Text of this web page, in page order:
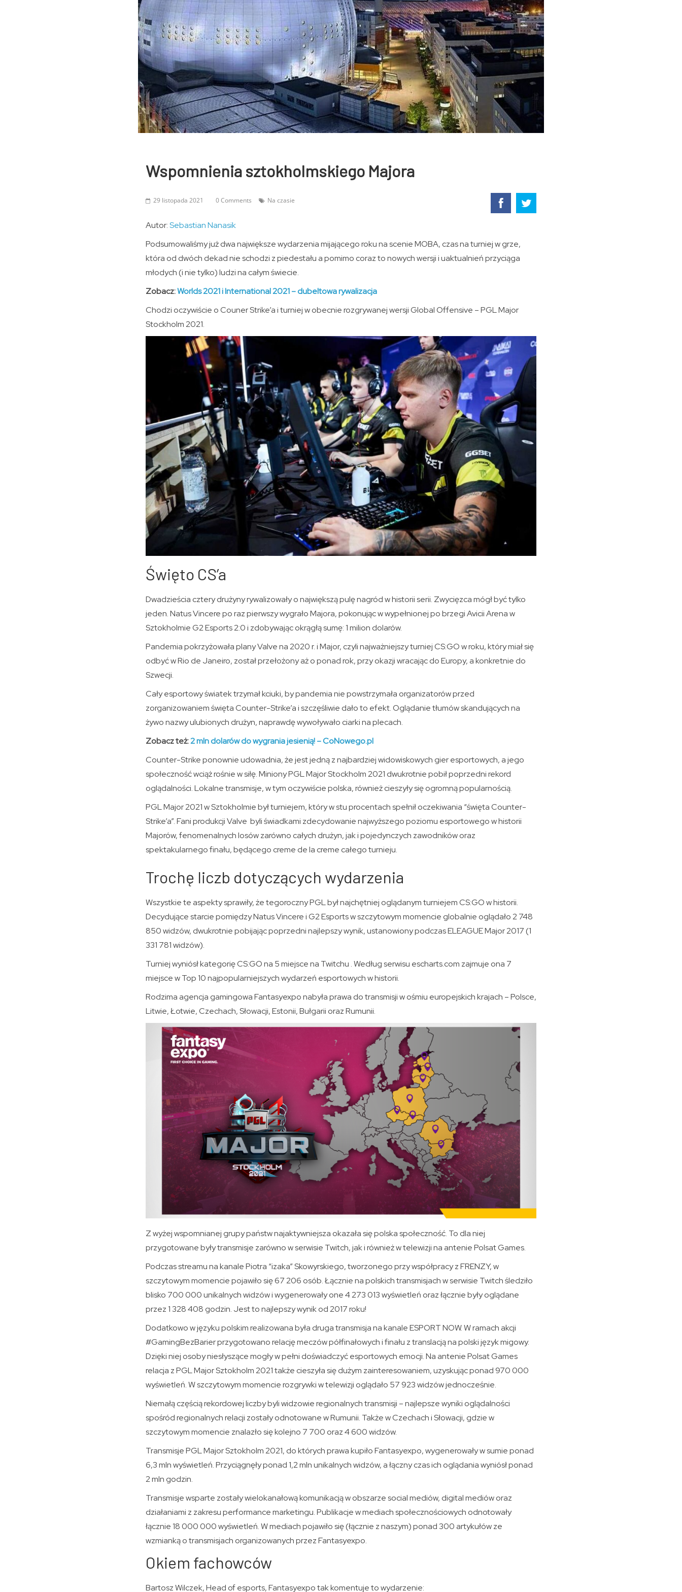
Wspomnienia sztokholmskiego Majora
29 listopada 2021 0 Comments Na czasie
Autor:Sebastian Nanasik
Podsumowaliśmy już dwa największe wydarzenia mijającego roku na scenie MOBA, czas na turniej w grze,
która od dwóch dekad nie schodzi z piedestału a pomimo coraz to nowych wersji i uaktualnień przyciąga
młodych (i nie tylko) ludzi na całym świecie.
Zobacz:Worlds 2021 i International 2021 – dubeltowa rywalizacja
Chodzi oczywiście o Couner Strike’a i turniej w obecnie rozgrywanej wersji Global Offensive – PGL Major
Stockholm 2021.
Święto CS’a
Dwadzieścia cztery drużyny rywalizowały o największą pulę nagród w historii serii. Zwycięzca mógł być tylko
jeden. Natus Vincere po raz pierwszy wygrało Majora, pokonując w wypełnionej po brzegi Avicii Arena w
Sztokholmie G2 Esports 2:0 i zdobywając okrągłą sumę: 1 milion dolarów.
Pandemia pokrzyżowała plany Valve na 2020 r. i Major, czyli najważniejszy turniej CS:GO w roku, który miał się
odbyć w Rio de Janeiro, został przełożony aż o ponad rok, przy okazji wracając do Europy, a konkretnie do
Szwecji.
Cały esportowy światek trzymał kciuki, by pandemia nie powstrzymała organizatorów przed
zorganizowaniem święta Counter-Strike’a i szczęśliwie dało to efekt. Oglądanie tłumów skandujących na
żywo nazwy ulubionych drużyn, naprawdę wywoływało ciarki na plecach.
Zobacz też:2 mln dolarów do wygrania jesienią! – CoNowego.pl
Counter-Strike ponownie udowadnia, że jest jedną z najbardziej widowiskowych gier esportowych, a jego
społeczność wciąż rośnie w siłę. Miniony PGL Major Stockholm 2021 dwukrotnie pobił poprzedni rekord
oglądalności. Lokalne transmisje, w tym oczywiście polska, również cieszyły się ogromną popularnością.
PGL Major 2021 w Sztokholmie był turniejem, który w stu procentach spełnił oczekiwania “święta Counter-
Strike’a”. Fani produkcji Valve byli świadkami zdecydowanie najwyższego poziomu esportowego w historii
Majorów, fenomenalnych losów zarówno całych drużyn, jak i pojedynczych zawodników oraz
spektakularnego finału, będącego creme de la creme całego turnieju.
Trochę liczb dotyczących wydarzenia
Wszystkie te aspekty sprawiły, że tegoroczny PGL był najchętniej oglądanym turniejem CS:GO w historii.
Decydujące starcie pomiędzy Natus Vincere i G2 Esports w szczytowym momencie globalnie oglądało 2 748
850 widzów, dwukrotnie pobijając poprzedni najlepszy wynik, ustanowiony podczas ELEAGUE Major 2017 (1
331 781 widzów).
Turniej wyniósł kategorię CS:GO na 5 miejsce na Twitchu . Według serwisu escharts.com zajmuje ona 7
miejsce w Top 10 najpopularniejszych wydarzeń esportowych w historii.
Rodzima agencja gamingowa Fantasyexpo nabyła prawa do transmisji w ośmiu europejskich krajach – Polsce,
Litwie, Łotwie, Czechach, Słowacji, Estonii, Bułgarii oraz Rumunii.
Z wyżej wspomnianej grupy państw najaktywniejsza okazała się polska społeczność. To dla niej
przygotowane były transmisje zarówno w serwisie Twitch, jak i również w telewizji na antenie Polsat Games.
Podczas streamu na kanale Piotra “izaka” Skowyrskiego, tworzonego przy współpracy z FRENZY, w
szczytowym momencie pojawiło się 67 206 osób. Łącznie na polskich transmisjach w serwisie Twitch śledziło
blisko 700 000 unikalnych widzów i wygenerowały one 4 273 013 wyświetleń oraz łącznie były oglądane
przez 1 328 408 godzin. Jest to najlepszy wynik od 2017 roku!
Dodatkowo w języku polskim realizowana była druga transmisja na kanale ESPORT NOW. W ramach akcji
#GamingBezBarier przygotowano relację meczów półfinałowych i finału z translacją na polski język migowy.
Dzięki niej osoby niesłyszące mogły w pełni doświadczyć esportowych emocji. Na antenie Polsat Games
relacja z PGL Major Sztokholm 2021 także cieszyła się dużym zainteresowaniem, uzyskując ponad 970 000
wyświetleń. W szczytowym momencie rozgrywki w telewizji oglądało 57 923 widzów jednocześnie.
Niemałą częścią rekordowej liczby byli widzowie regionalnych transmisji – najlepsze wyniki oglądalności
spośród regionalnych relacji zostały odnotowane w Rumunii. Także w Czechach i Słowacji, gdzie w
szczytowym momencie znalazło się kolejno 7 700 oraz 4 600 widzów.
Transmisje PGL Major Sztokholm 2021, do których prawa kupiło Fantasyexpo, wygenerowały w sumie ponad
6,3 mln wyświetleń. Przyciągnęły ponad 1,2 mln unikalnych widzów, a łączny czas ich oglądania wyniósł ponad
2 mln godzin.
Transmisje wsparte zostały wielokanałową komunikacją w obszarze social mediów, digital mediów oraz
działaniami z zakresu performance marketingu. Publikacje w mediach społecznościowych odnotowały
łącznie 18 000 000 wyświetleń. W mediach pojawiło się (łącznie z naszym) ponad 300 artykułów ze
wzmianką o transmisjach organizowanych przez Fantasyexpo.
Okiem fachowców
Bartosz Wilczek, Head of esports, Fantasyexpo tak komentuje to wydarzenie: